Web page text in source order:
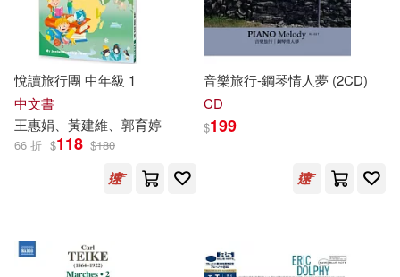
中國醫師協會(2) 中島美鈴(2)
中華數位音樂科技協會(2)
中野信子(2) 丹．莫樂(2)
亓漢友(2)
麥田(6)
上海教育出版社(5)
上海音樂學院出版社(5)
中國紡織出版社(5)
中國醫藥科技出版社(5)
悅讀旅行團 中年級 1
中文書
王惠娟、黃建維、郭育婷
66 折 $118 $180
音樂旅行-鋼琴情人夢 (2CD)
CD
$199